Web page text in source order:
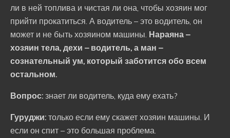
ли в ней топлива и чистая ли она, чтобы хозяин мог
прийти прокатиться. А водитель – это водитель, он
может и не быть хозяином машины. Нараяна –
хозяин тела, дехи – водитель, а ман –
сознательный ум, который заботится обо всем
остальном.
Вопрос: знает ли водитель, куда ему ехать?
Гуруджи: только если ему скажет хозяин машины. И
если он спит – это большая проблема.